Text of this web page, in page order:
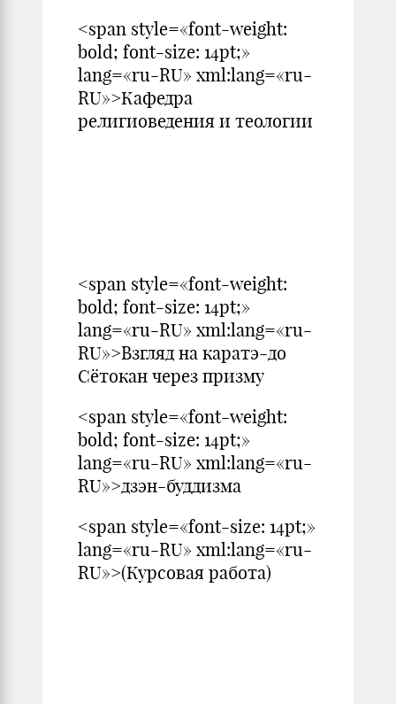
<span style=«font-weight:
bold; font-size: 14pt;»
lang=«ru-RU» xml:lang=«ru-
RU»>Кафедра
религиоведения и теологии
<span style=«font-weight:
bold; font-size: 14pt;»
lang=«ru-RU» xml:lang=«ru-
RU»>Взгляд на каратэ-до
Сётокан через призму
<span style=«font-weight:
bold; font-size: 14pt;»
lang=«ru-RU» xml:lang=«ru-
RU»>дзэн-буддизма
<span style=«font-size: 14pt;»
lang=«ru-RU» xml:lang=«ru-
RU»>(Курсовая работа)